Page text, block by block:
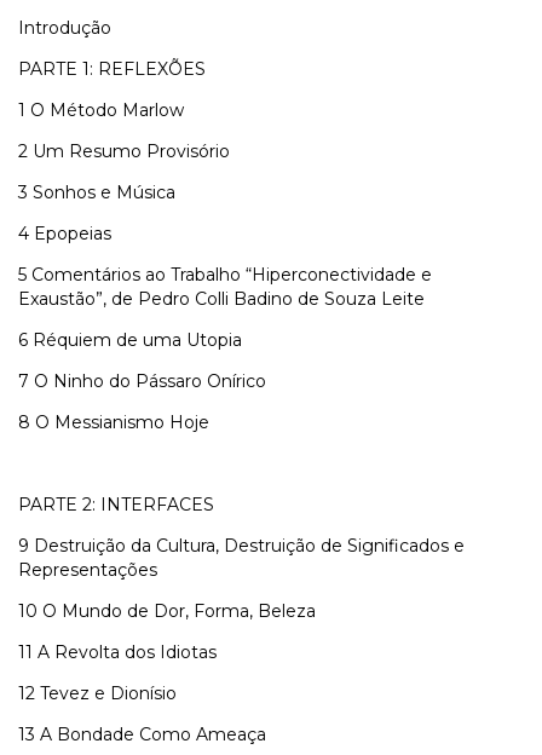
Introdução
PARTE 1: REFLEXÕES
1 O Método Marlow
2 Um Resumo Provisório
3 Sonhos e Música
4 Epopeias
5 Comentários ao Trabalho “Hiperconectividade e
Exaustão”, de Pedro Colli Badino de Souza Leite
6 Réquiem de uma Utopia
7 O Ninho do Pássaro Onírico
8 O Messianismo Hoje
PARTE 2: INTERFACES
9 Destruição da Cultura, Destruição de Significados e
Representações
10 O Mundo de Dor, Forma, Beleza
11 A Revolta dos Idiotas
12 Tevez e Dionísio
13 A Bondade Como Ameaça